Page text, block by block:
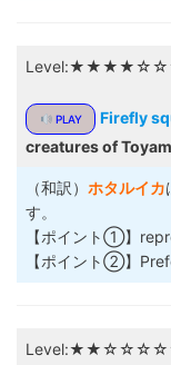
PLAY Firefly
creatures of
（和訳） ホタルイカ
す。
【ポイント①】
【ポイント②】